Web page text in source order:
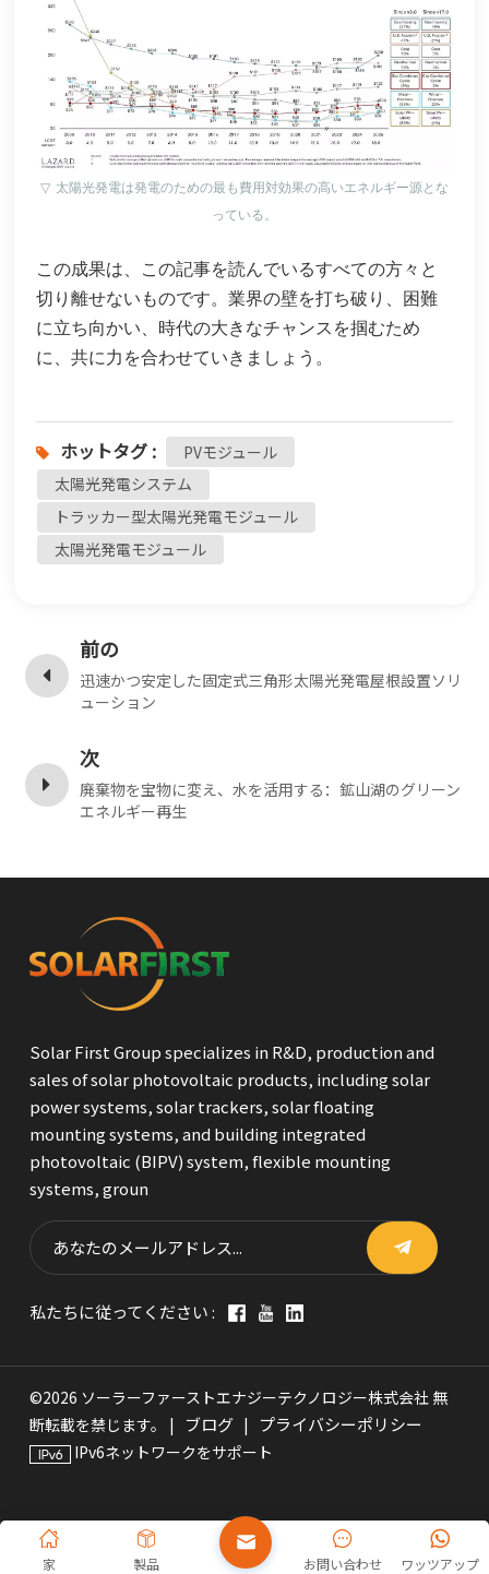
▽ 太陽光発電は発電のための最も費用対効果の高いエネルギー源とな
っている。
この成果は、この記事を読んでいるすべての方々と
切り離せないものです。業界の壁を打ち破り、困難
に立ち向かい、時代の大きなチャンスを掴むため
に、共に力を合わせていきましょう。
ホットタグ :
PVモジュール
太陽光発電システム
トラッカー型太陽光発電モジュール
太陽光発電モジュール
前の
迅速かつ安定した固定式三角形太陽光発電屋根設置ソリ
ューション
次
廃棄物を宝物に変え、水を活用する：鉱山湖のグリーン
エネルギー再生
Solar First Group specializes in R&D, production and
sales of solar photovoltaic products, including solar
power systems, solar trackers, solar floating
mounting systems, and building integrated
photovoltaic (BIPV) system, flexible mounting
systems, groun
私たちに従ってください :
©2026 ソーラーファーストエナジーテクノロジー株式会社 無
断転載を禁じます。 |
ブログ プライバシーポリシー
IPv6ネットワークをサポート
家 製品 ワッツアップ
お問い合わせ